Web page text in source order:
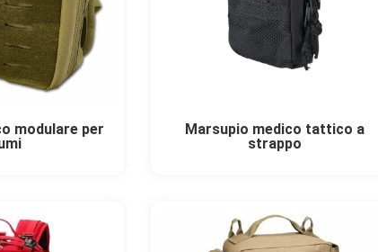
modulare per
Marsupio medico tattico a
strappo